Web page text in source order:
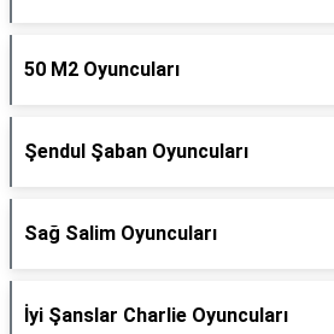
50 M2 Oyuncuları
Şendul Şaban Oyuncuları
Sağ Salim Oyuncuları
İyi Şanslar Charlie Oyuncuları